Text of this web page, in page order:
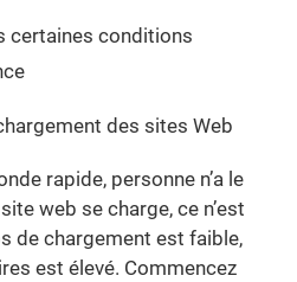
certaines conditions
des sites Web
rapide, personne n’a le
web se charge, ce n’est
de chargement est faible,
est élevé. Commencez